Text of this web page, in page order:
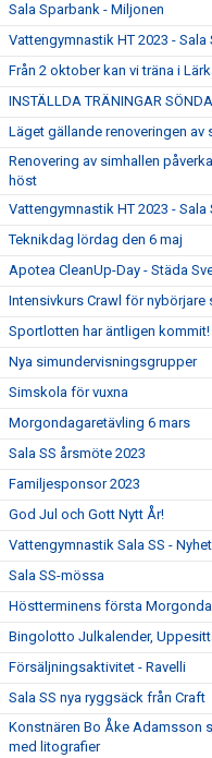
Sala Sparbank - Miljonen
Vattengymnastik HT 2023 -
Från 2 oktober kan vi träna i
INSTÄLLDA TRÄNINGAR
Läget gällande renoveringen av
Renovering av simhallen
höst
Vattengymnastik HT 2023 -
Teknikdag lördag den 6 maj
Apotea CleanUp-Day - Städa
Intensivkurs Crawl för nybörjare
Sportlotten har äntligen kommit!
Nya simundervisningsgrupper
Simskola för vuxna
Morgondagaretävling 6 mars
Sala SS årsmöte 2023
Familjesponsor 2023
God Jul och Gott Nytt År!
Vattengymnastik Sala SS -
Sala SS-mössa
Höstterminens första
Bingolotto Julkalender,
Försäljningsaktivitet - Ravelli
Sala SS nya ryggsäck från Craft
Konstnären Bo Åke Adamsson
med litografier